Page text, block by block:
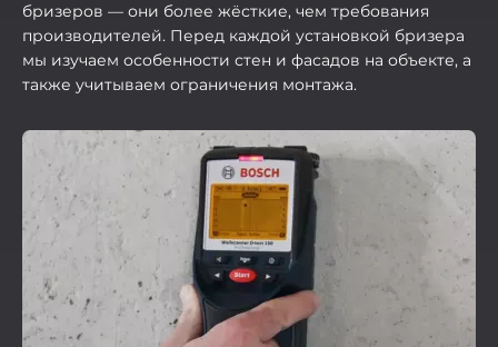
бризеров — они более жёсткие, чем требования
производителей. Перед каждой установкой бризера
мы изучаем особенности стен и фасадов на объекте, а
также учитываем ограничения монтажа.